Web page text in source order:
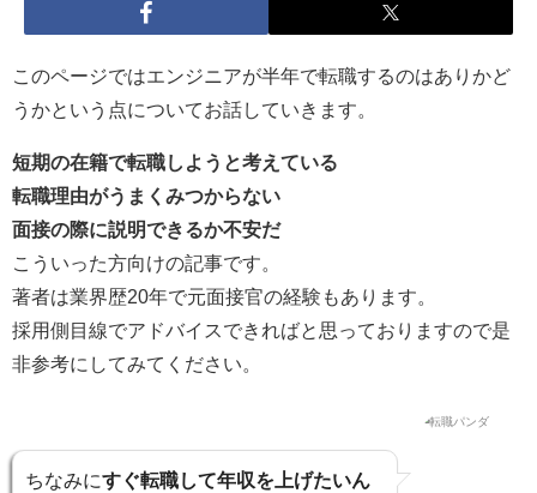
このページではエンジニアが半年で転職するのはありかど
うかという点についてお話していきます。
短期の在籍で転職しようと考えている
転職理由がうまくみつからない
面接の際に説明できるか不安だ
こういった方向けの記事です。
著者は業界歴20年で元面接官の経験 もあります。
採用側目線でアドバイスできればと思っておりますので是
非参考にしてみてください。
ちなみにすぐ転職して年収を上げたいん